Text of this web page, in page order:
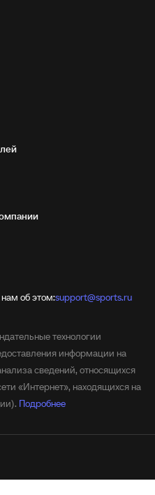
об этом:support@sports.ru
технологии
информации на
сведений, относящихся
«Интернет», находящихся на
Подробнее